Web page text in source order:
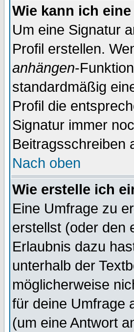
Wie kann ich
Um eine Signatur
Profil erstellen.
anhängen-
standardmäßig
Profil die
Signatur immer
Beitragsschreiben
Nach oben
Wie erstelle ich
Eine Umfrage zu
erstellst (oder den
Erlaubnis dazu
unterhalb der
möglicherweise
für deine Umfrage
(um eine Antwort